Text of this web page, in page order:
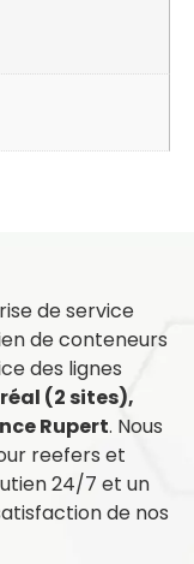
de service
de conteneurs
des lignes
(2 sites),
Rupert. Nous
reefers et
24/7 et un
de nos